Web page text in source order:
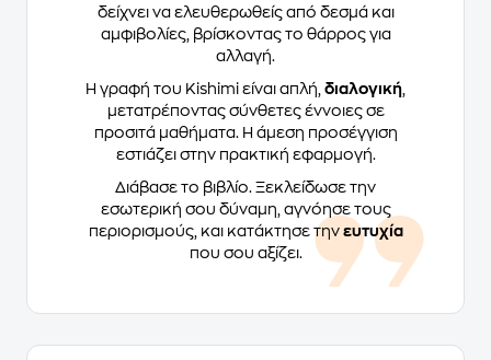
δείχνει να ελευθερωθείς από δεσμά και
αμφιβολίες, βρίσκοντας το θάρρος για
αλλαγή.
Η γραφή του Kishimi είναι απλή, διαλογική
μετατρέποντας σύνθετες έννοιες σε
προσιτά μαθήματα. Η άμεση προσέγγιση
εστιάζει στην πρακτική εφαρμογή.
Διάβασε το βιβλίο. Ξεκλείδωσε την
εσωτερική σου δύναμη, αγνόησε τους
περιορισμούς, και κατάκτησε την ευτυχία
που σου αξίζει.